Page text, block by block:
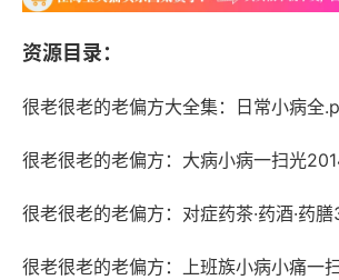
资源目录：
很老很老的老偏方大全集：日常小病全
很老很老的老偏方：大病小病一扫光
很老很老的老偏方：对症药茶·药酒·药
很老很老的老偏方：上班族小病小痛一